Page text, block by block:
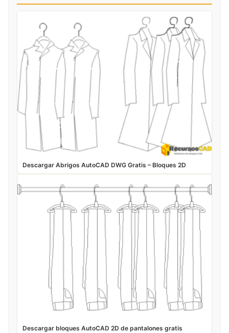
Descargar Abrigos AutoCAD DWG Gratis – Bloques 2D
Descargar bloques AutoCAD 2D de pantalones gratis